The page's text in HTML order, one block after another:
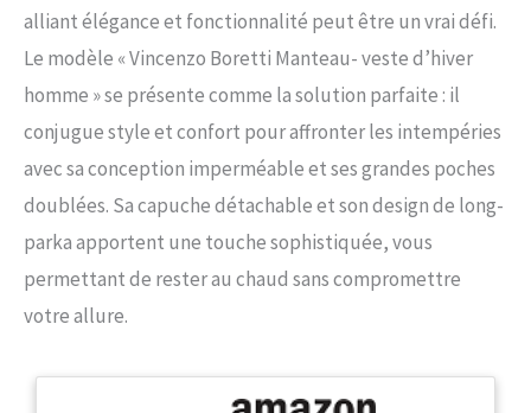
alliant élégance et fonctionnalité peut être un vrai défi.
Le modèle « Vincenzo Boretti Manteau- veste d’hiver
homme » se présente comme la solution parfaite : il
conjugue style et confort pour affronter les intempéries
avec sa conception imperméable et ses grandes poches
doublées. Sa capuche détachable et son design de long-
parka apportent une touche sophistiquée, vous
permettant de rester au chaud sans compromettre
votre allure.